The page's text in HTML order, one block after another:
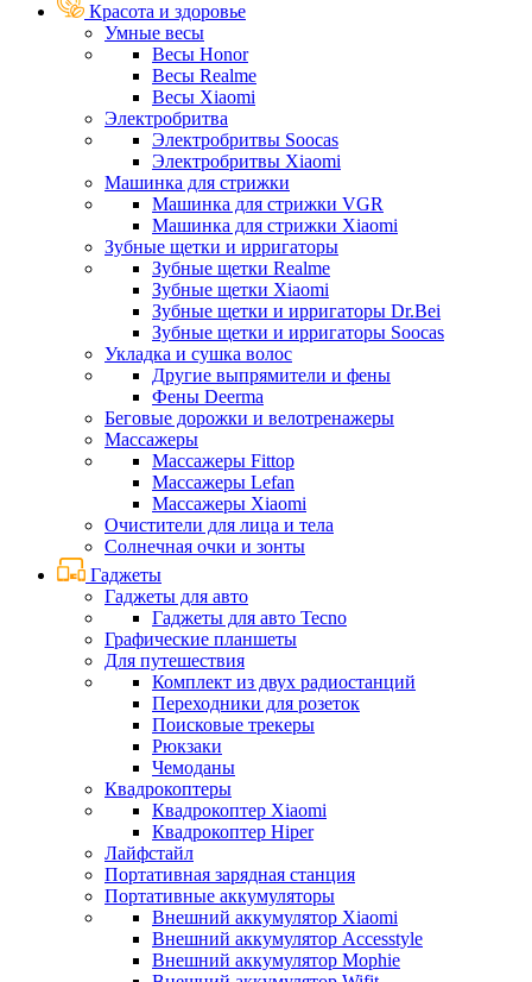
Красота и здоровье
Умные весы
Весы Honor
Весы Realme
Весы Xiaomi
Электробритва
Электробритвы Soocas
Электробритвы Xiaomi
Машинка для стрижки
Машинка для стрижки VGR
Машинка для стрижки Xiaomi
Зубные щетки и ирригаторы
Зубные щетки Realme
Зубные щетки Xiaomi
Зубные щетки и ирригаторы Dr.Bei
Зубные щетки и ирригаторы Soocas
Укладка и сушка волос
Другие выпрямители и фены
Фены Deerma
Беговые дорожки и велотренажеры
Массажеры
Массажеры Fittop
Массажеры Lefan
Массажеры Xiaomi
Очистители для лица и тела
Солнечная очки и зонты
Гаджеты
Гаджеты для авто
Гаджеты для авто Tecno
Графические планшеты
Для путешествия
Комплект из двух радиостанций
Переходники для розеток
Поисковые трекеры
Рюкзаки
Чемоданы
Квадрокоптеры
Квадрокоптер Xiaomi
Квадрокоптер Hiper
Лайфстайл
Портативная зарядная станция
Портативные аккумуляторы
Внешний аккумулятор Xiaomi
Внешний аккумулятор Accesstyle
Внешний аккумулятор Mophie